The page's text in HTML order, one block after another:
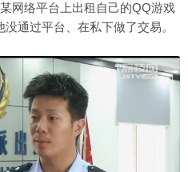
络平台上出租自己的QQ游戏
通过平台、在私下做了交易。